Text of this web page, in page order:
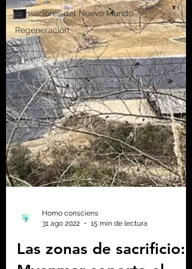
Pensadores del Nuevo Mundo
Regeneración